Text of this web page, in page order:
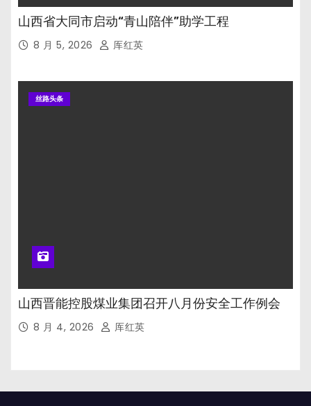
山西省大同市启动“青山陪伴”助学工程
8 月 5, 2026 厍红英
丝路头条
山西晋能控股煤业集团召开八月份安全工作例会
8 月 4, 2026 厍红英